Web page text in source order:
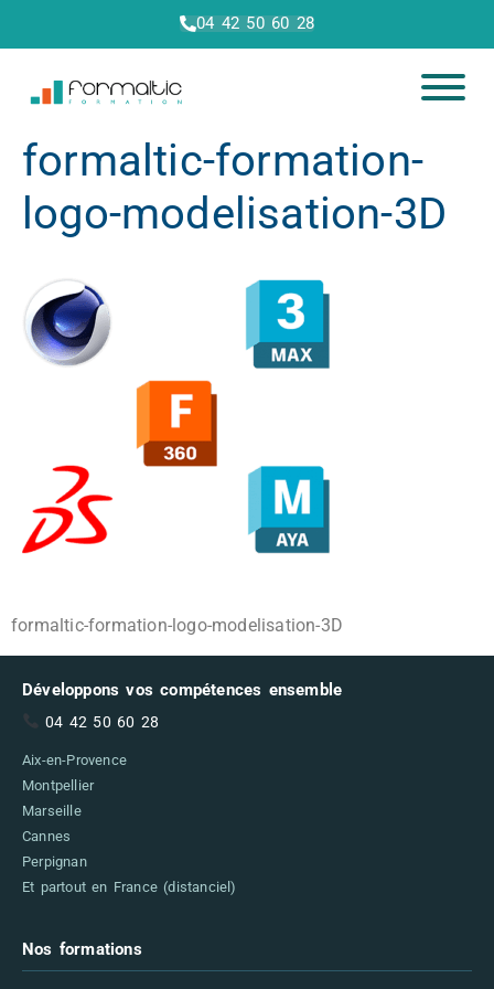
04 42 50 60 28
formaltic-formation-
logo-modelisation-3D
formaltic-formation-logo-modelisation-3D
Développons vos compétences ensemble
04 42 50 60 28
Aix-en-Provence
Montpellier
Marseille
Cannes
Perpignan
Et partout en France (distanciel)
Nos formations